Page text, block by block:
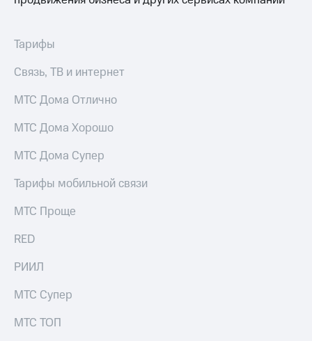
акционеров
капитал
и
Рынок
Описание
Программа
Порядок
выкупа
Описание
Уведомление
Тарифы
Связь, ТВ и интернет
МТС Дома Отлично
МТС Дома Хорошо
МТС Дома Супер
Тарифы мобильной связи
МТС Проще
RED
РИИЛ
МТС Супер
МТС ТОП